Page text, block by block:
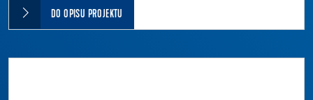
DO OPISU PROJEKTU